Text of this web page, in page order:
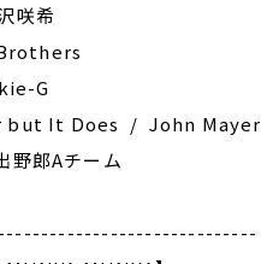
咲希
G
but It Does / John Mayer
野郎Aチーム